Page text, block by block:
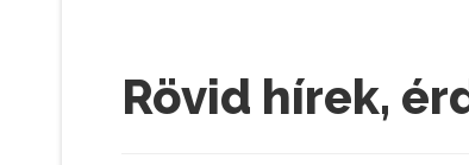
Rövid hírek,